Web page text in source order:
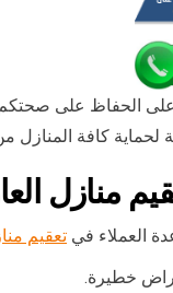
الحفاظ على صحتكم
لحماية كافة
منازل
العملاء في تعقيم
خطيرة.